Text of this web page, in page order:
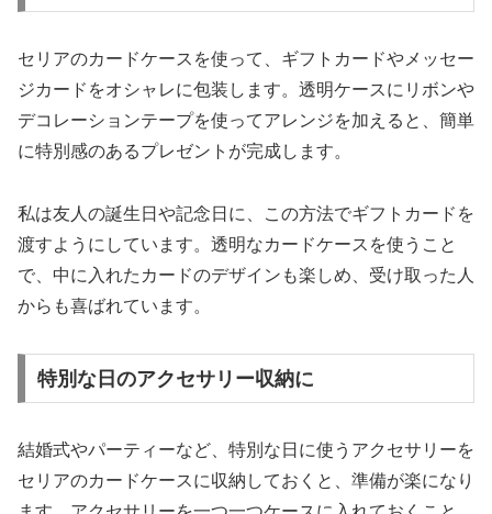
セリアのカードケースを使って、ギフトカードやメッセー
ジカードをオシャレに包装します。透明ケースにリボンや
デコレーションテープを使ってアレンジを加えると、簡単
に特別感のあるプレゼントが完成します。
私は友人の誕生日や記念日に、この方法でギフトカードを
渡すようにしています。透明なカードケースを使うこと
で、中に入れたカードのデザインも楽しめ、受け取った人
からも喜ばれています。
特別な日のアクセサリー収納に
結婚式やパーティーなど、特別な日に使うアクセサリーを
セリアのカードケースに収納しておくと、準備が楽になり